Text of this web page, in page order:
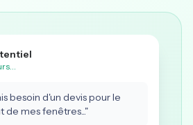
besoin d'un devis pour le
mes fenêtres..."